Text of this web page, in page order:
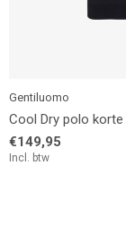
Gentiluomo
Cool Dry polo
€149,95
Incl. btw